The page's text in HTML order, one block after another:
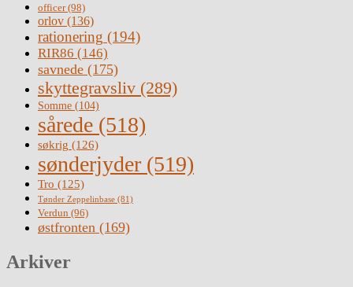
officer(98)
orlov (136)
rationering (194)
RIR86 (146)
savnede (175)
skyttegravsliv (289)
Somme (104)
sårede (518)
søkrig (126)
sønderjyder (519)
Tro (125)
Tønder Zeppelinbase (81)
Verdun (96)
østfronten (169)
Arkiver